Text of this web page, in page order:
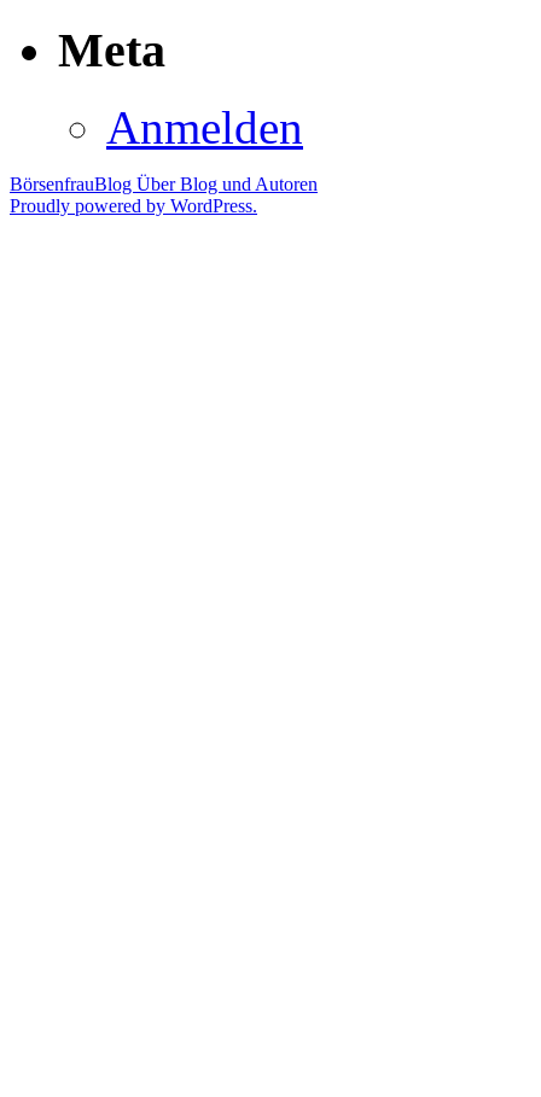
Meta
Anmelden
BörsenfrauBlog Über Blog und Autoren
Proudly powered by WordPress.